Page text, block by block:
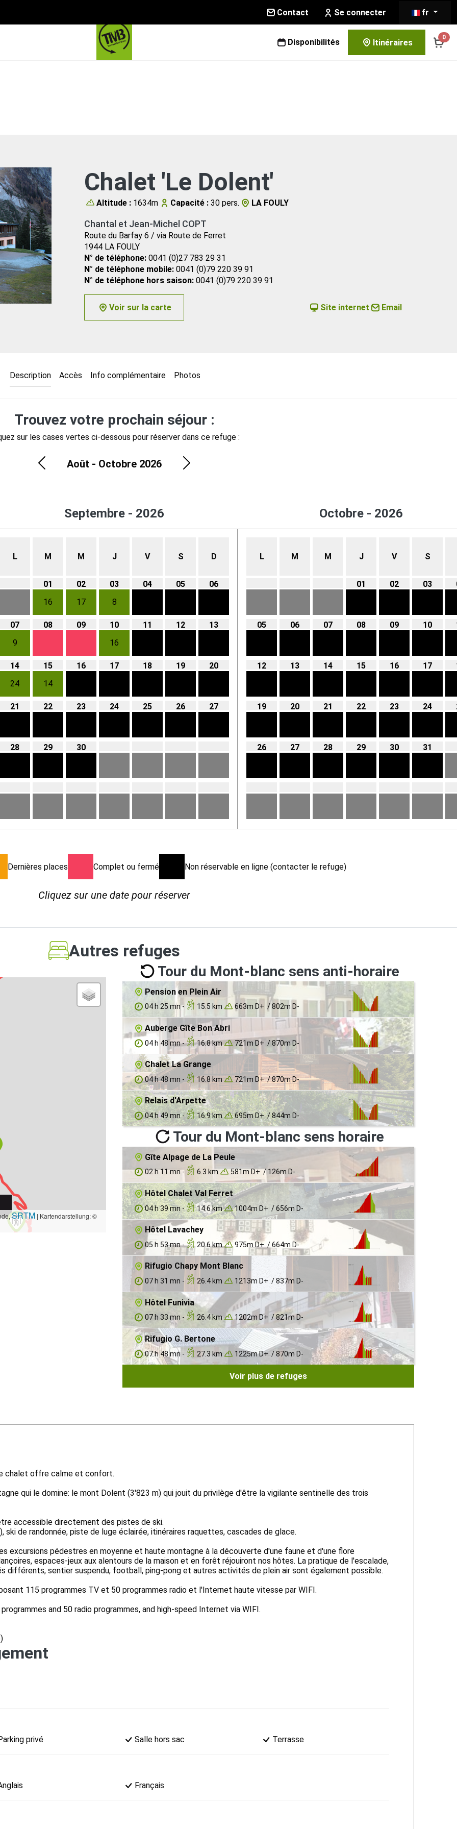
Contact Se connecter fr
Disponibilités Itinéraires
0
Chalet 'Le Dolent'
Altitude : 1634m Capacité :30 pers. LA FOULY
Chantal et Jean-Michel COPT
Route du Barfay 6 / via Route de Ferret
1944 LA FOULY
N° de téléphone: 0041 (0)27 783 29 31
N° de téléphone mobile: 0041 (0)79 220 39 91
N° de téléphone hors saison: 0041 (0)79 220 39 91
Site internet Email
Voir sur la carte
Description Accès Info complémentaire Photos
Trouvez votre prochain séjour :
sur les cases vertes ci-dessous pour réserver dans ce refuge :
Août - Octobre 2026
Septembre - 2026
L M M J V S D
01
16
02
17
03
8
04 05 06
07
9
08 09
10
16
11 12 13
14
24
15
14
16 17 18 19 20
21 22 23 24 25 26 27
28 29 30
Octobre - 2026
L M M J V S
01 02 03
05 06 07 08 09 10
12 13 14 15 16 17
19 20 21 22 23 24
26 27 28 29 30 31
Dernières places Complet ou fermé Non réservable en ligne (contacter le refuge)
Cliquez sur une date pour réserver
Autres refuges
SRTM | Kartendarstellung: ©
Tour du Mont-blanc sens anti-horaire
Pension en Plein Air
04 h 25 mn - 15.5 km 663m D+ / 802m D-
Auberge Gîte Bon Abri
04 h 48 mn - 16.8 km 721m D+ / 870m D-
Chalet La Grange
04 h 48 mn - 16.8 km 721m D+ / 870m D-
Relais d'Arpette
04 h 49 mn - 16.9 km 695m D+ / 844m D-
Tour du Mont-blanc sens horaire
Gîte Alpage de La Peule
02 h 11 mn - 6.3 km 581m D+ / 126m D-
Hôtel Chalet Val Ferret
04 h 39 mn - 14.6 km 1004m D+ / 656m D-
Hôtel Lavachey
05 h 53 mn - 20.6 km 975m D+ / 664m D-
Rifugio Chapy Mont Blanc
07 h 31 mn - 26.4 km 1213m D+ / 837m D-
Hôtel Funivia
07 h 33 mn - 26.4 km 1202m D+ / 821m D-
Rifugio G. Bertone
07 h 48 mn - 27.3 km 1225m D+ / 870m D-
Voir plus de refuges
chalet offre calme et confort.
qui le domine: le mont Dolent (3'823 m) qui jouit du privilège d'être la vigilante sentinelle des trois
accessible directement des pistes de ski.
ski de randonnée, piste de luge éclairée, itinéraires raquettes, cascades de glace.
excursions pédestres en moyenne et haute montagne à la découverte d'une faune et d'une flore
espaces-jeux aux alentours de la maison et en forêt réjouiront nos hôtes. La pratique de l'escalade,
différents, sentier suspendu, football, ping-pong et autres activités de plein air sont également possible.
115 programmes TV et 50 programmes radio et l'Internet haute vitesse par WIFI.
and 50 radio programmes, and high-speed Internet via WIFI.
privé Salle hors sac Terrasse
Français